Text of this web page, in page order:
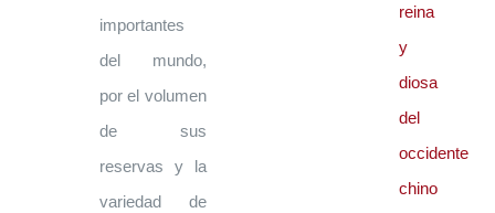
importantes
del mundo,
por el volumen
de sus
reservas y la
variedad de
reina
y
diosa
del
occidente
chino